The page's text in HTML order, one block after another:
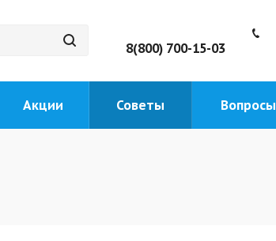
8(800) 700-15-03
Акции Советы Вопросы